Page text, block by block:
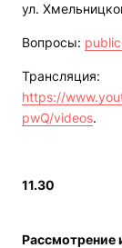
ул.
Вопросы:
Трансляция:
https://
pwQ/videos.
11.30
Рассмотрение